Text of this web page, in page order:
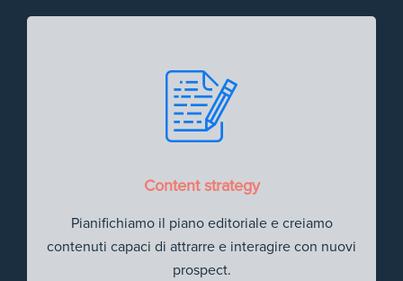
Content strategy
Pianifichiamo il piano editoriale e creiamo
contenuti capaci di attrarre e interagire con nuovi
prospect.